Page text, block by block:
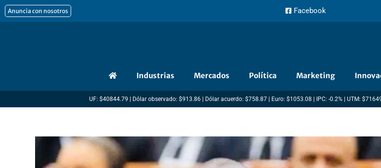
al
Anuncia con nosotros Facebook
Industrias Mercados Política Marketing
UF: $40844.79 | Dólar observado: $913.86 | Dólar acuerdo: $758.87 | Euro: $1053.08 | IPC: -0.2% | UTM: